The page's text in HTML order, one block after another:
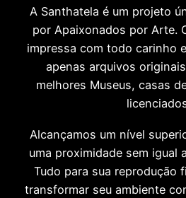
A Santhatela é um projeto
por Apaixonados por Arte.
impressa com todo carinho
apenas arquivos
melhores Museus, casas
Alcançamos um nível
uma proximidade sem igual
Tudo para sua reprodução
transformar seu ambiente